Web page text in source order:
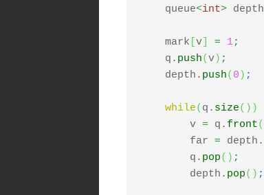
    queue
<int> depth
    mark
v = 1;
    q.
push(v) ;
    depth.
push( 0 ) ;
while( q. size( ) )
        v
= q. front(
        far
= depth.
        q.
pop( ) ;
        depth.
pop( ) ;